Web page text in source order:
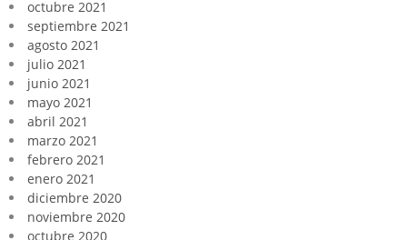
octubre 2021
septiembre 2021
agosto 2021
julio 2021
junio 2021
mayo 2021
abril 2021
marzo 2021
febrero 2021
enero 2021
diciembre 2020
noviembre 2020
octubre 2020